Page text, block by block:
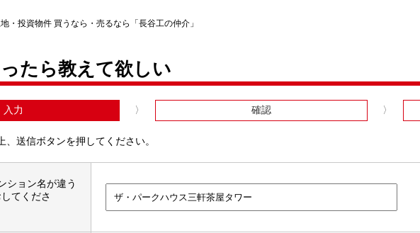
・投資物件 買うなら・売るなら「長谷工の仲介」
たら教えて欲しい
入力 確認
、送信ボタンを押してください。
ション名が違う
てくださ